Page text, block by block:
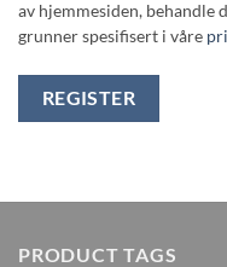
av hjemmesiden,
grunner spesifisert i våre
REGISTER
PRODUCT TAGS